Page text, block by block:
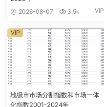
2026-08-07 3.5k VIP
地级市市场分割指数和市场一体
化指数2001-2024年
VIP